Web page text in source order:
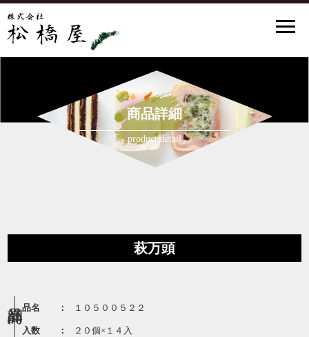
商品詳細
product detail
萩万頭
品名 ： １０５００５２２
入数 ： ２０個×１４入